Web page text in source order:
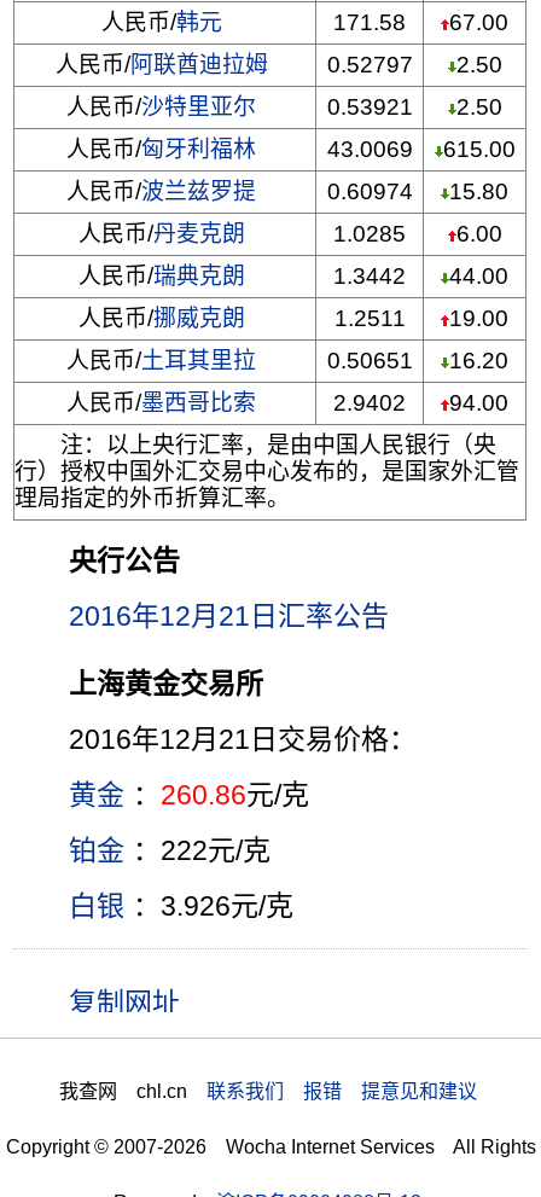
人民币/韩元 171.58
67.00
人民币/阿联酋迪拉姆 0.52797
2.50
人民币/沙特里亚尔 0.53921
2.50
人民币/匈牙利福林 43.0069
615.00
人民币/波兰兹罗提 0.60974
15.80
人民币/丹麦克朗 1.0285
6.00
人民币/瑞典克朗 1.3442
44.00
人民币/挪威克朗 1.2511
19.00
人民币/土耳其里拉 0.50651
16.20
人民币/墨西哥比索 2.9402
94.00
注：以上央行汇率，是由中国人民银行（央
行）授权中国外汇交易中心发布的，是国家外汇管
理局指定的外币折算汇率。
央行公告
2016年12月21日汇率公告
上海黄金交易所
2016年12月21日交易价格：
黄金 ： 260.86元/克
铂金 ：222元/克
白银 ：3.926元/克
我查网 chl.cn 联系我们 报错 提意见和建议
Copyright © 2007-2026 Wocha Internet Services All Rights